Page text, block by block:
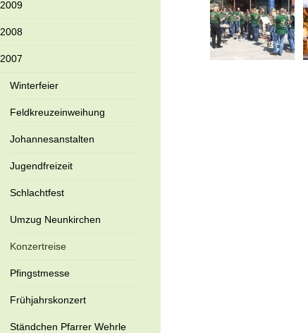
2009
2008
2007
Winterfeier
Feldkreuzeinweihung
Johannesanstalten
Jugendfreizeit
Schlachtfest
Umzug Neunkirchen
Konzertreise
Pfingstmesse
Frühjahrskonzert
Ständchen Pfarrer Wehrle